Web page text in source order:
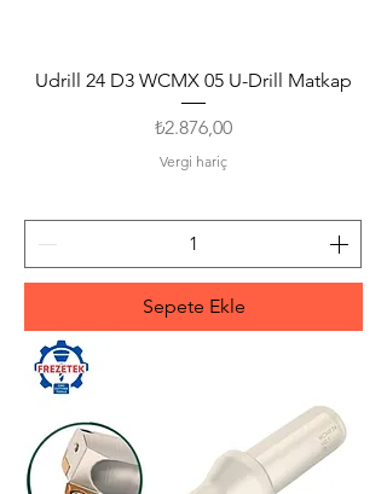
Udrill 24 D3 WCMX 05 U-Drill Matkap
Fiyat
₺2.876,00
Vergi hariç
Sepete Ekle